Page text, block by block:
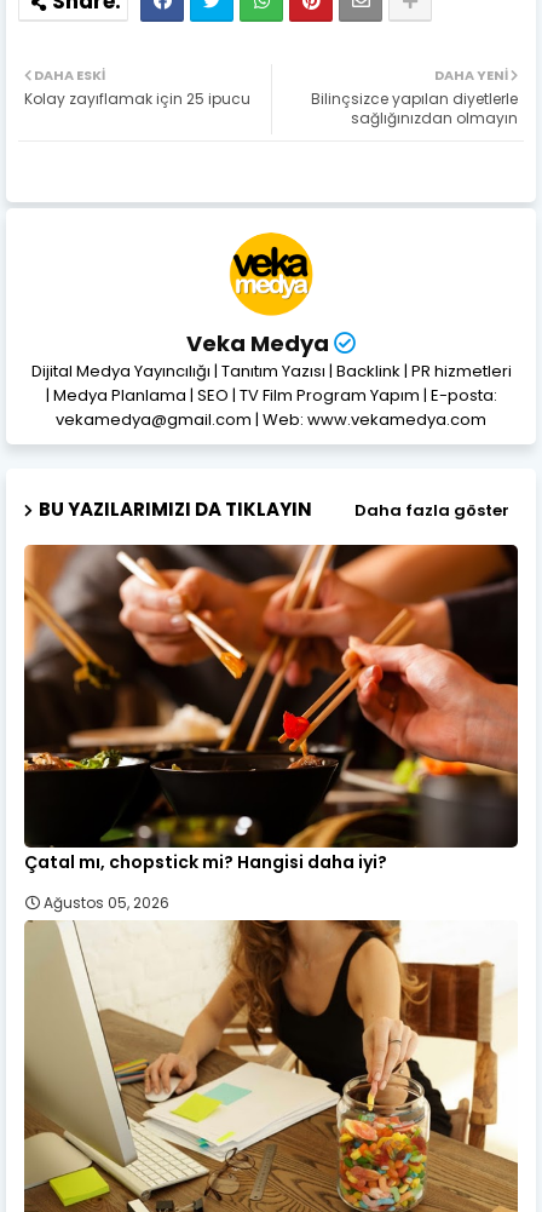
DAHA YENI
Bilinçsizce yapılan diyetlerle
sağlığınızdan olmayın
DAHA ESKI
Kolay zayıflamak için 25 ipucu
Veka Medya
Dijital Medya Yayıncılığı | Tanıtım Yazısı | Backlink | PR hizmetleri
| Medya Planlama | SEO | TV Film Program Yapım | E-posta:
vekamedya@gmail.com | Web: www.vekamedya.com
BU YAZILARIMIZI DA TIKLAYIN Daha fazla göster
Çatal mı, chopstick mi? Hangisi daha iyi?
Ağustos 05, 2026